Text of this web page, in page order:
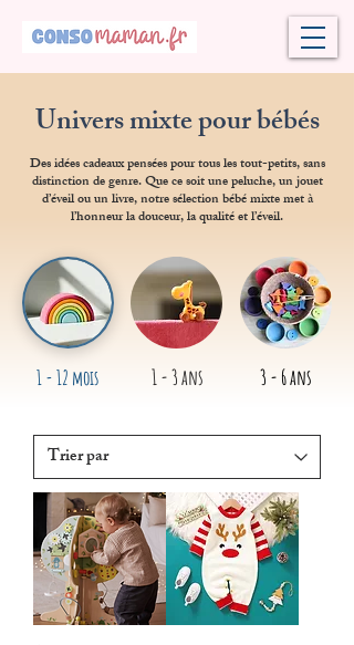
Univers mixte pour bébés
Des idées cadeaux pensées pour tous les tout-petits,sans
distinction de genre.Que ce soit une peluche, un jouet
d’éveil ou un livre, notre sélection bébé mixtemet à
l’honneur la douceur, la qualité et l’éveil.
1 - 12 mois 1 - 3 ans 3 - 6 ans